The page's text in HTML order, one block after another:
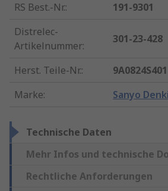
RS Best.-Nr.:
191-9301
Distrelec-
Artikelnummer:
301-23-428
Herst. Teile-Nr.:
9A0824S401
Marke: Sanyo Denki
Technische Daten
Mehr Infos und technische
Rechtliche Anforderungen